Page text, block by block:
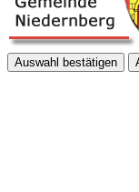
Auswahl bestätigen